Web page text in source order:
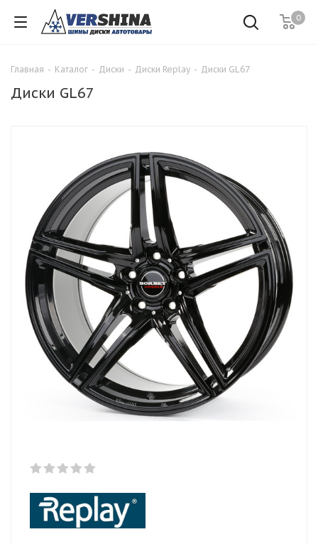
0
Главная - Каталог - Диски - Диски Replay - Диски GL67
Диски GL67